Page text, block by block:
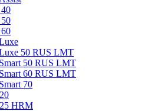
50 RUS LMT
50 RUS LMT
60 RUS LMT
70
HRM